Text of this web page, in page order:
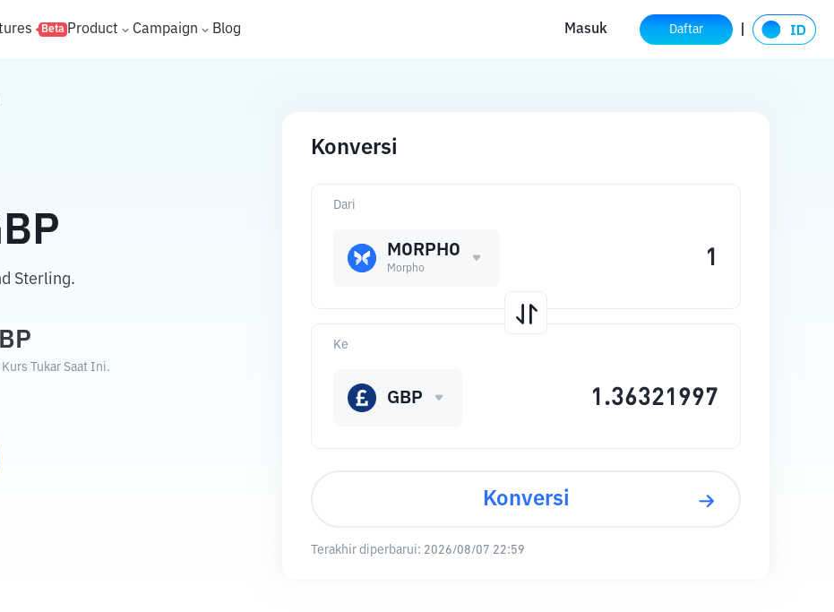
Beta Product Campaign Blog Masuk Daftar
Sterling.
Tukar Saat Ini.
Konversi
Dari
MORPHO
Morpho
Ke
GBP
Konversi
Terakhir diperbarui: 2026/08/07 22:59